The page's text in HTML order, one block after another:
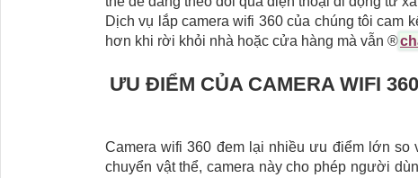
Dịch vụ lắp camera wifi 360 của chúng tôi cam
hơn khi rời khỏi nhà hoặc cửa hàng mà vẫn ®️
ƯU ĐIỂM CỦA CAMERA WIFI
Camera wifi 360 đem lại nhiều ưu điểm lớn so
chuyển vật thể, camera này cho phép người